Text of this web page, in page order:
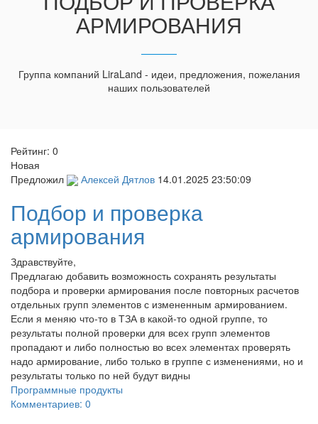
АРМИРОВАНИЯ
Группа компаний LiraLand - идеи, предложения, пожелания
наших пользователей
Рейтинг: 0
Новая
Предложил
Алексей Дятлов 14.01.2025 23:50:09
Подбор и проверка
армирования
Здравствуйте,
Предлагаю добавить возможность сохранять результаты
подбора и проверки армирования после повторных расчетов
отдельных групп элементов с измененным армированием.
Если я меняю что-то в ТЗА в какой-то одной группе, то
результаты полной проверки для всех групп элементов
пропадают и либо полностью во всех элементах проверять
надо армирование, либо только в группе с изменениями, но и
результаты только по ней будут видны
Программные продукты
Комментариев: 0